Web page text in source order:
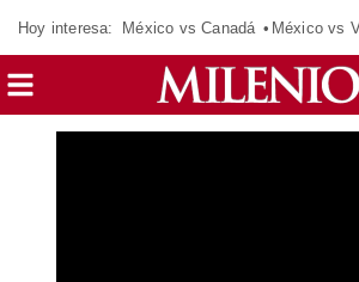
Hoy interesa: México vs Canadá México vs